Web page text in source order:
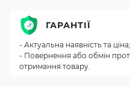
ГАРАНТІЇ
- Актуальна наявність та ціна;
- Повернення або обмін
отримання товару.